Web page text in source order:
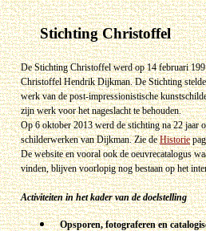
Stichting Christoffel
De Stichting Christoffel werd op 14 februari
Christoffel Hendrik Dijkman. De Stichting stelde
werk van de post-impressionistische
zijn werk voor het nageslacht te behouden.
Op 6 oktober 2013 werd de stichting na 22 jaar
schilderwerken van Dijkman. Zie deHistorie
De website en vooral ook de oeuvrecatalogus
vinden, blijven voorlopig nog bestaan op het
Activiteiten in het kader van de doelstelling
Opsporen, fotograferen en